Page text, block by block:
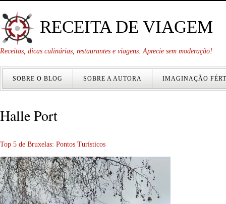
RECEITA DE VIAGEM
Receitas, dicas culinárias, restaurantes e viagens. Aprecie sem moderação!
SOBRE O BLOG SOBRE A AUTORA IMAGINAÇÃO
Halle Port
Top 5 de Bruxelas: Pontos Turísticos